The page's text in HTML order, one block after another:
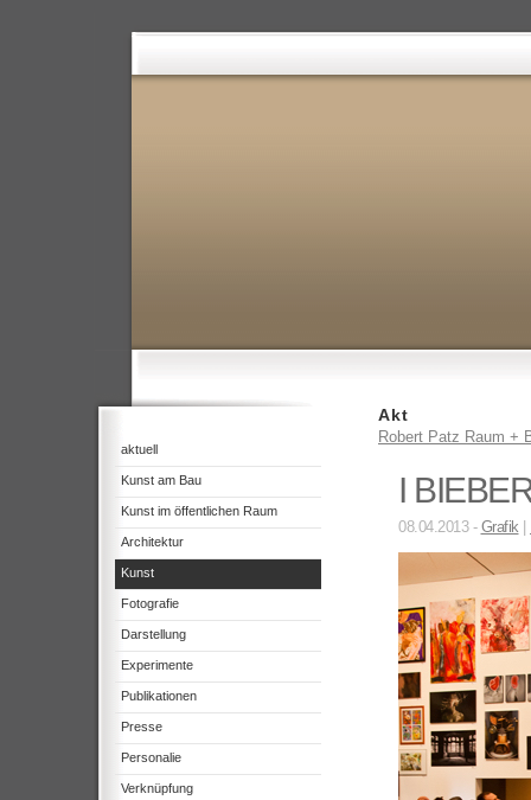
aktuell
Kunst am Bau
Kunst im öffentlichen Raum
Architektur
Kunst
Fotografie
Darstellung
Experimente
Publikationen
Presse
Personalie
Verknüpfung
Akt
Robert Patz Raum +
I
08.04.2013 - Grafik